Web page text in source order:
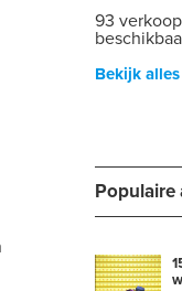
93
Bekijk alles
Populaire